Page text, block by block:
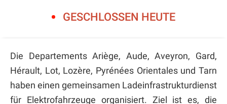
GESCHLOSSEN HEUTE
Die Departements Ariège, Aude, Aveyron, Gard,
Hérault, Lot, Lozère, Pyrénées Orientales und Tarn
haben einen gemeinsamen Ladeinfrastrukturdienst
für Elektrofahrzeuge organisiert. Ziel ist es, die